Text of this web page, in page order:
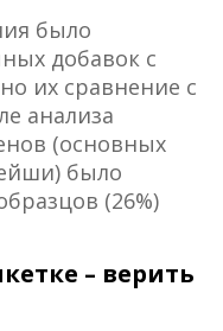
было
добавок с
их сравнение с
анализа
(основных
было
(26%)
– верить